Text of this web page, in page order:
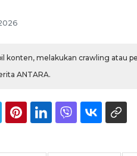
konten, melakukan crawling atau
ANTARA.